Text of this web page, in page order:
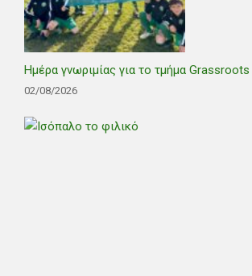
Ημέρα γνωριμίας για το τμήμα Grassroots
02/08/2026